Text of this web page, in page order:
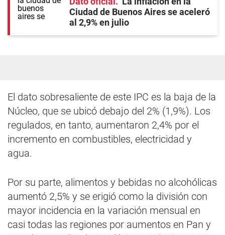
Ciudad de Buenos Aires se aceleró
al 2,9% en julio
El dato sobresaliente de este IPC es la baja de la
Núcleo, que se ubicó debajo del 2% (1,9%). Los
regulados, en tanto, aumentaron 2,4% por el
incremento en combustibles, electricidad y
agua.
Por su parte, alimentos y bebidas no alcohólicas
aumentó 2,5% y se erigió como la división con
mayor incidencia en la variación mensual en
casi todas las regiones por aumentos en Pan y